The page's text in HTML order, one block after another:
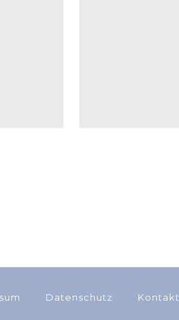
Datenschutz Kontakt